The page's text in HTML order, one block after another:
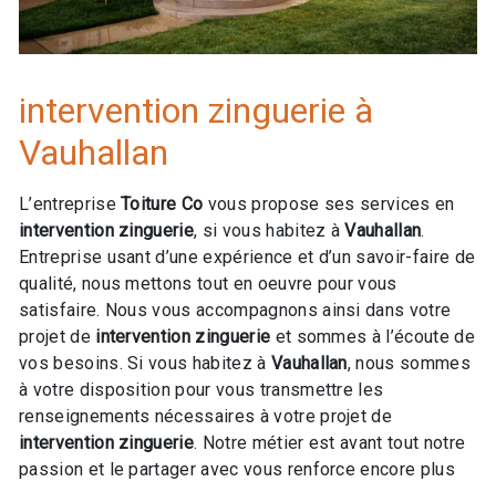
intervention zinguerie à
Vauhallan
L’entrepriseToiture Co vous propose ses services en
intervention zinguerie, si vous habitez àVauhallan.
Entreprise usant d’une expérience et d’un savoir-faire de
qualité, nous mettons tout en oeuvre pour vous
satisfaire. Nous vous accompagnons ainsi dans votre
projet de intervention zinguerie et sommes à l’écoute de
vos besoins. Si vous habitez à Vauhallan, nous sommes
à votre disposition pour vous transmettre les
renseignements nécessaires à votre projet de
intervention zinguerie. Notre métier est avant tout notre
passion et le partager avec vous renforce encore plus